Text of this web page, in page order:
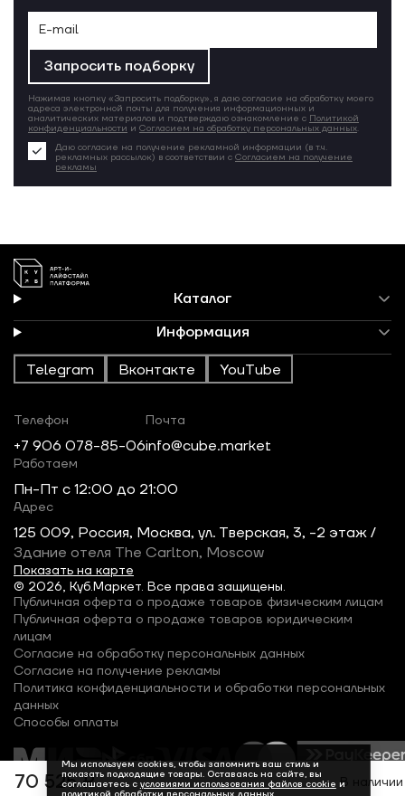
70 525 ₽ В наличии
Запросить подборку
Нажимая кнопку «Запросить подборку», я даю согласие на обработку моего
адреса электронной почты для получения информационных и
аналитических материалов и подтверждаю ознакомление с Политикой
конфиденциальности и Согласием на обработку персональных данных.
Даю согласие на получение рекламной информации (в т.ч.
рекламных рассылок) в соответствии с Согласием на получение
рекламы
Каталог
Информация
Telegram Вконтакте YouTube
© 2026, Куб.Маркет. Все права защищены.
Телефон
+7 906 078-85-06
Почта
info@cube.market
Работаем
Пн-Пт c 12:00 до 21:00
Адрес
125 009, Россия, Москва, ул. Тверская, 3, -2 этаж /
Здание отеля The Carlton, Moscow
Показать на карте
Публичная оферта о продаже товаров физическим лицам
Публичная оферта о продаже товаров юридическим
лицам
Согласие на обработку персональных данных
Согласие на получение рекламы
Политика конфиденциальности и обработки персональных
данных
Способы оплаты
Мы используем cookies, чтобы запомнить ваш стиль и
показать подходящие товары. Оставаясь на сайте, вы
соглашаетесь с условиями использования файлов cookie и